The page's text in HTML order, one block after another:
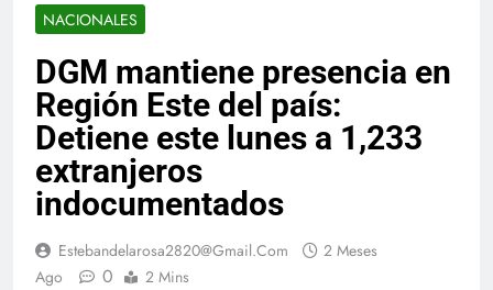
NACIONALES
DGM mantiene presencia en
Región Este del país:
Detiene este lunes a 1,233
extranjeros
indocumentados
Estebandelarosa2820@gmail.com
2 Meses
Ago
0 2 Mins